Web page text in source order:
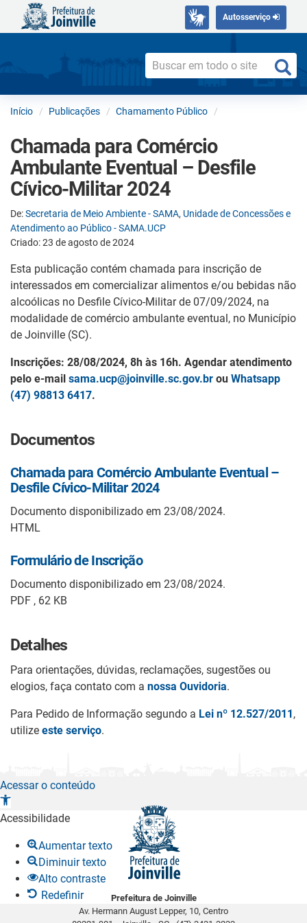
Autosserviço
Início Publicações Chamamento Público
Chamada para Comércio
Ambulante Eventual – Desfile
Cívico-Militar 2024
De:Secretaria de Meio Ambiente - SAMA, Unidade de Concessões e
Atendimento ao Público - SAMA.UCP
Criado: 23 de agosto de 2024
Esta publicação contém chamada para inscrição de
interessados em comercializar alimentos e/ou bebidas não
alcoólicas no Desfile Cívico-Militar de 07/09/2024, na
modalidade de comércio ambulante eventual, no Município
de Joinville (SC).
Inscrições: 28/08/2024, 8h às 16h. Agendar atendimento
pelo e-mail sama.ucp@joinville.sc.gov.br ou Whatsapp
(47) 98813 6417.
Documentos
Chamada para Comércio Ambulante Eventual –
Desfile Cívico-Militar 2024
Documento disponibilizado em 23/08/2024.
HTML
Formulário de Inscrição
Documento disponibilizado em 23/08/2024.
PDF , 62 KB
Detalhes
Para orientações, dúvidas, reclamações, sugestões ou
elogios, faça contato com a nossa Ouvidoria.
Para Pedido de Informação segundo a Lei nº 12.527/2011,
utilize este serviço.
Prefeitura de Joinville
Av. Hermann August Lepper, 10, Centro
Acessar o conteúdo
A
b
Acessibilidade
Aumentar texto
Diminuir texto
Alto contraste
Redefinir